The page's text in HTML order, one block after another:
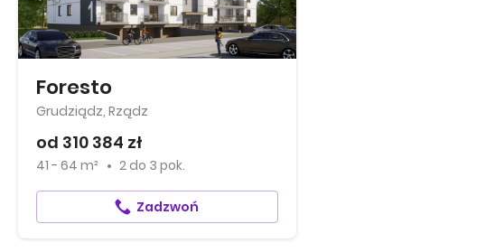
Foresto
Grudziądz, Rządz
od 310 384 zł
41 - 64 m² 2 do 3 pok.
Zadzwoń